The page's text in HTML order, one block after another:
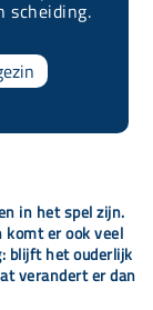
scheiding.
in het spel zijn.
er ook veel
blijft het ouderlijk
verandert er dan